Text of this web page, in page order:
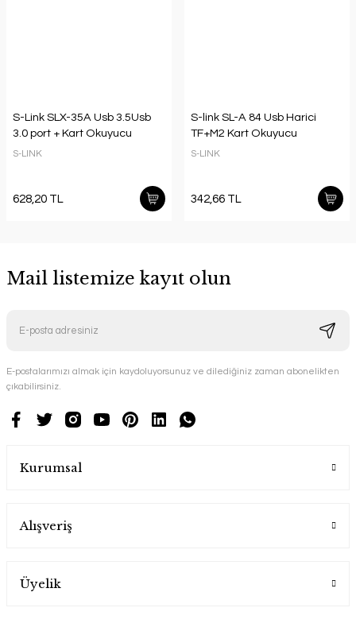
S-Link SLX-35A Usb 3.5Usb
3.0 port + Kart Okuyucu
S-LINK
628,20 TL
S-link SL-A 84 Usb Harici
TF+M2 Kart Okuyucu
S-LINK
342,66 TL
Mail listemize kayıt olun
E-postalarımızı almak için kaydoluyorsunuz ve dilediğiniz zaman abonelikten
çıkabilirsiniz.
Kurumsal
Alışveriş
Üyelik